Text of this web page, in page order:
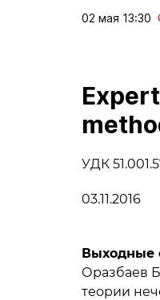
02 мая 13:30
УДК
03.11.2016
Выходные
Оразбаев
теории